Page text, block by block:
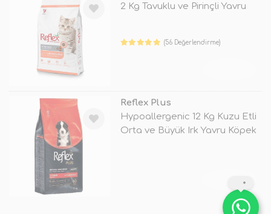
2 Kg Tavuklu ve Pirinçli Yavru
(56 Değerlendirme)
Reflex Plus
Hypoallergenic 12 Kg Kuzu Etli
Orta ve Büyük Irk Yavru Köpek
TÜKENDİ